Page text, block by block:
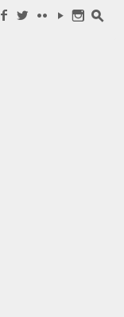
f w c y n s